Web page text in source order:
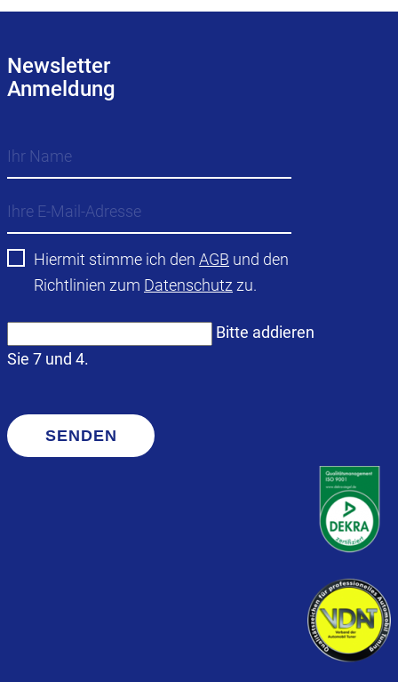
Newsletter
Anmeldung
Hiermit stimme ich den AGB und den
Richtlinien zum Datenschutz zu.
Bitte addieren
Sie 7 und 4.
SENDEN